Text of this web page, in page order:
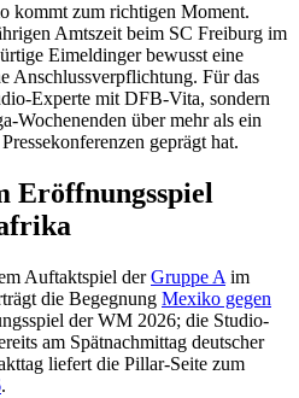
kommt zum richtigen Moment.
Amtszeit beim SC Freiburg im
Eimeldinger bewusst eine
Anschlussverpflichtung. Für das
Experte mit DFB-Vita, sondern
Wochenenden über mehr als ein
geprägt hat.
Eröffnungsspiel
Auftaktspiel derGruppe A im
die Begegnung Mexiko gegen
der WM 2026; die Studio-
am Spätnachmittag deutscher
liefert die Pillar-Seite zum
.